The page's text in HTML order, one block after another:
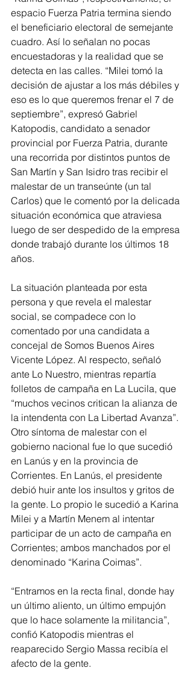
espacio Fuerza Patria termina siendo
el beneficiario electoral de semejante
cuadro. Así lo señalan no pocas
encuestadoras y la realidad que se
detecta en las calles. “Milei tomó la
decisión de ajustar a los más débiles y
eso es lo que queremos frenar el 7 de
septiembre”, expresó Gabriel
Katopodis, candidato a senador
provincial por Fuerza Patria, durante
una recorrida por distintos puntos de
San Martín y San Isidro tras recibir el
malestar de un transeúnte (un tal
Carlos) que le comentó por la delicada
situación económica que atraviesa
luego de ser despedido de la empresa
donde trabajó durante los últimos 18
años.
La situación planteada por esta
persona y que revela el malestar
social, se compadece con lo
comentado por una candidata a
concejal de Somos Buenos Aires
Vicente López. Al respecto, señaló
ante Lo Nuestro, mientras repartía
folletos de campaña en La Lucila, que
“muchos vecinos critican la alianza de
la intendenta con La Libertad Avanza”.
Otro síntoma de malestar con el
gobierno nacional fue lo que sucedió
en Lanús y en la provincia de
Corrientes. En Lanús, el presidente
debió huir ante los insultos y gritos de
la gente. Lo propio le sucedió a Karina
Milei y a Martín Menem al intentar
participar de un acto de campaña en
Corrientes; ambos manchados por el
denominado “Karina Coimas”.
“Entramos en la recta final, donde hay
un último aliento, un último empujón
que lo hace solamente la militancia”,
confió Katopodis mientras el
reaparecido Sergio Massa recibía el
afecto de la gente.